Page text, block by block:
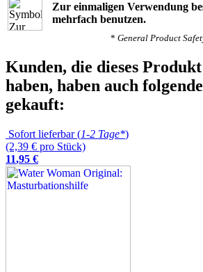
Zur einmaligen Verwendung
mehrfach benutzen.
* General Product
Kunden, die dieses
haben, haben auch
gekauft:
Sofort lieferbar (1-2 Tage*)
(2,39 € pro Stück)
11,95 €